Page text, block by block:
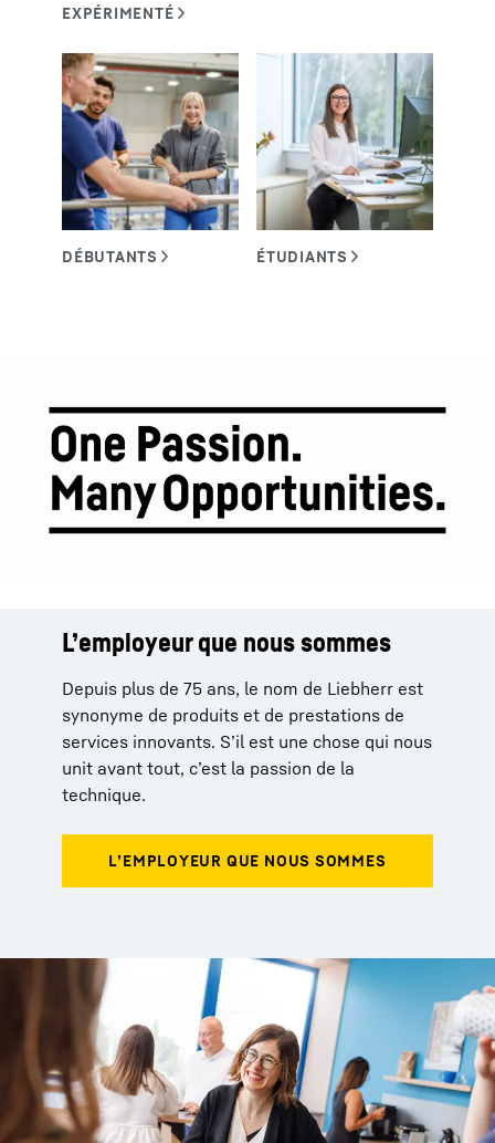
L’employeur que nous sommes
Depuis plus de 75 ans, le nom de Liebherr est
synonyme de produits et de prestations de
services innovants. S’il est une chose qui nous
unit avant tout, c’est la passion de la
technique.